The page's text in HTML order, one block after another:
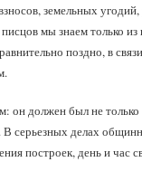
земельных
мы знаем только
поздно, в
он должен был не
серьезных делах
построек, день и час